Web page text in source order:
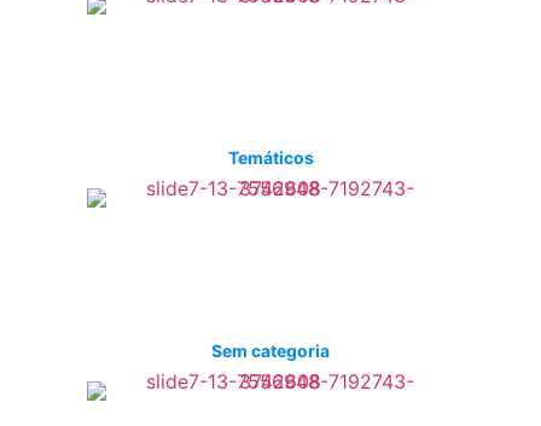
Temáticos
Sem categoria